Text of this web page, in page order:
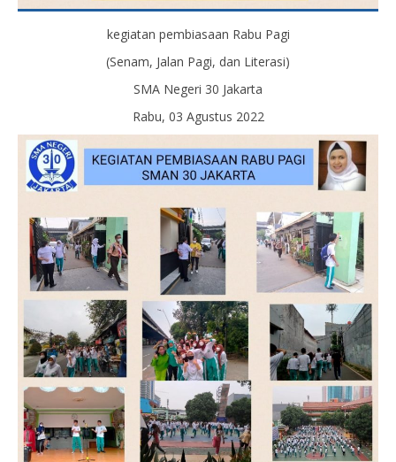
kegiatan pembiasaan Rabu Pagi
(Senam, Jalan Pagi, dan Literasi)
SMA Negeri 30 Jakarta
Rabu, 03 Agustus 2022